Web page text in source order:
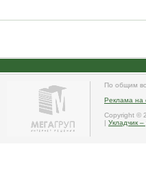
По общим
Реклама на
Copyright ©
| Укладчик –